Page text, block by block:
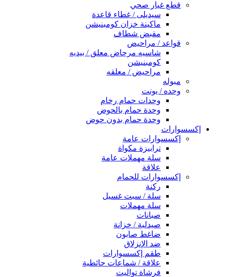
قطع غيار صحي
سيديلى / غطاء قاعدة
ماكينة خزان كومبنيشن
مقبض شطاف
قواعد / مراحيض
شاسيه مرحاض معلق / بيديه
كومبنيشن
مراحيض / معلقه
مبوله
وحده / يونت
وحدات حمام رخام
وحدة حمام بالحوض
وحدة حمام بدون حوض
إكسسوارات
إكسسوارات عامة
ترابيزة مكواة
سلة مهملات عامة
علاقة
إكسسوارات للحمام
ركنة
سلة / سبت غسيل
سلة مهملات
صبانات
صيدلية / خزانة
ضاغط صابون
ضد الإنزلاق
طقم إكسسوارات
علاقة / شماعات حائطية
فرشاة تواليت